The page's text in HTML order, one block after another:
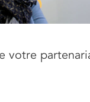
votre